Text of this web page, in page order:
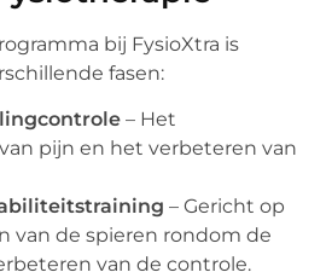
bij FysioXtra is
fasen:
– Het
pijn en het verbeteren van
– Gericht op
van de spieren rondom de
van de controle.